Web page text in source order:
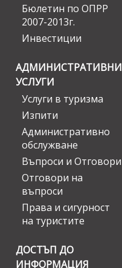
Бюлетин по ОПРР
2007-2013г.
Инвестиции
АДМИНИСТРАТИВНИ
УСЛУГИ
Услуги в туризма
Изпити
Административно
обслужване
Въпроси и Отговори
Отговори на
въпроси
Права и сигурност
на туристите
ДОСТЪП ДО
ИНФОРМАЦИЯ